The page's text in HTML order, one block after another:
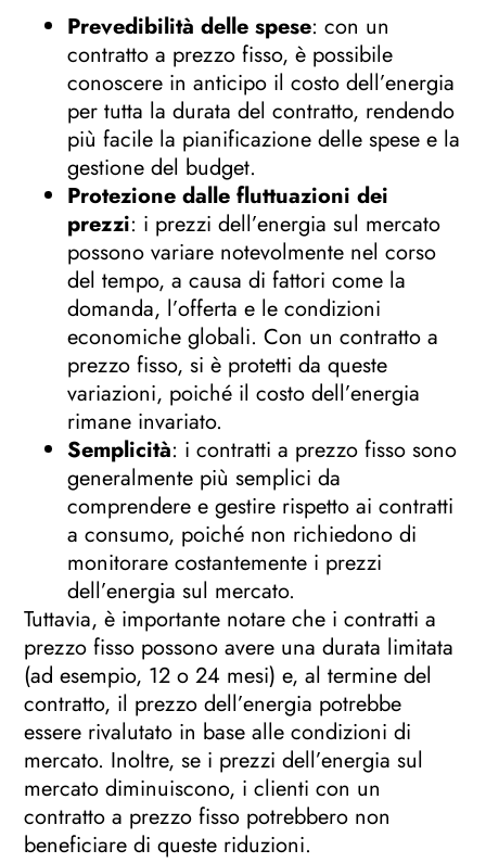
Prevedibilità delle spese: con un
contratto a prezzo fisso, è possibile
conoscere in anticipo il costo dell’energia
per tutta la durata del contratto, rendendo
più facile la pianificazione delle spese e la
gestione del budget.
Protezione dalle fluttuazioni dei
prezzi: i prezzi dell’energia sul mercato
possono variare notevolmente nel corso
del tempo, a causa di fattori come la
domanda, l’offerta e le condizioni
economiche globali. Con un contratto a
prezzo fisso, si è protetti da queste
variazioni, poiché il costo dell’energia
rimane invariato.
Semplicità: i contratti a prezzo fisso sono
generalmente più semplici da
comprendere e gestire rispetto ai contratti
a consumo, poiché non richiedono di
monitorare costantemente i prezzi
dell’energia sul mercato.
Tuttavia, è importante notare che i contratti a
prezzo fisso possono avere una durata limitata
(ad esempio, 12 o 24 mesi) e, al termine del
contratto, il prezzo dell’energia potrebbe
essere rivalutato in base alle condizioni di
mercato. Inoltre, se i prezzi dell’energia sul
mercato diminuiscono, i clienti con un
contratto a prezzo fisso potrebbero non
beneficiare di queste riduzioni.